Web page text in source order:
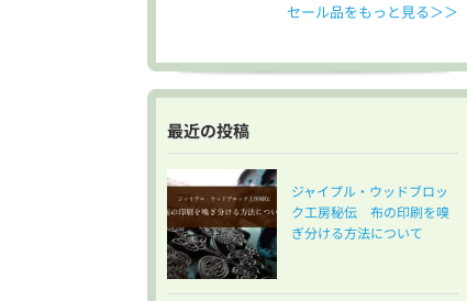
セール品をもっと見る＞＞
最近の投稿
ジャイプル・ウッドブロッ
ク工房秘伝 布の印刷を嗅
ぎ分ける方法について